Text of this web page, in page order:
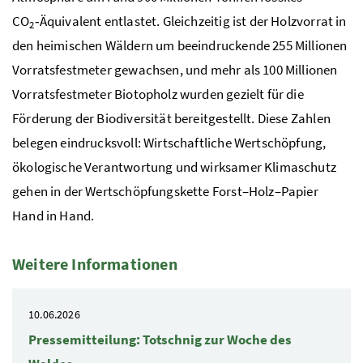
CO2‑Äquivalent entlastet. Gleichzeitig ist der Holzvorrat in
den heimischen Wäldern um beeindruckende 255 Millionen
Vorratsfestmeter gewachsen, und mehr als 100 Millionen
Vorratsfestmeter Biotopholz wurden gezielt für die
Förderung der Biodiversität bereitgestellt. Diese Zahlen
belegen eindrucksvoll: Wirtschaftliche Wertschöpfung,
ökologische Verantwortung und wirksamer Klimaschutz
gehen in der Wertschöpfungskette Forst–Holz–Papier
Hand in Hand.
Weitere Informationen
10.06.2026
Pressemitteilung: Totschnig zur Woche des